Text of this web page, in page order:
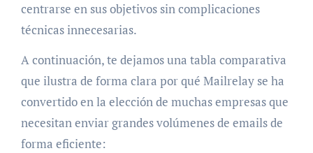
centrarse en sus objetivos sin complicaciones
técnicas innecesarias.
A continuación, te dejamos una tabla comparativa
que ilustra de forma clara por qué Mailrelay se ha
convertido en la elección de muchas empresas que
necesitan enviar grandes volúmenes de emails de
forma eficiente: